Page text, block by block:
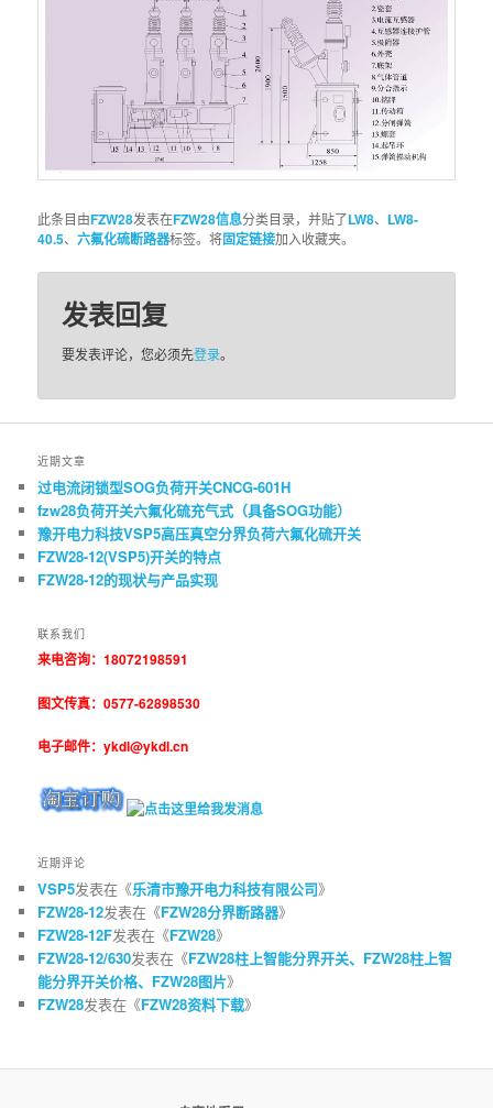
此条目由FZW28发表在FZW28信息分类目录，并贴了LW8、 LW8-
40.5、六氟化硫断路器标签。将固定链接加入收藏夹。
发表回复
要发表评论，您必须先登录。
近期文章
过电流闭锁型SOG负荷开关CNCG-601H
fzw28负荷开关六氟化硫充气式（具备SOG功能）
豫开电力科技VSP5高压真空分界负荷六氟化硫开关
FZW28-12(VSP5)开关的特点
FZW28-12的现状与产品实现
联系我们
来电咨询：18072198591
图文传真：0577-62898530
电子邮件：ykdl@ykdl.cn
近期评论
VSP5发表在《乐清市豫开电力科技有限公司》
FZW28-12发表在《FZW28分界断路器》
FZW28-12F发表在《FZW28》
FZW28-12/630发表在《FZW28柱上智能分界开关、FZW28柱上智
能分界开关价格、FZW28图片》
FZW28发表在《FZW28资料下载》